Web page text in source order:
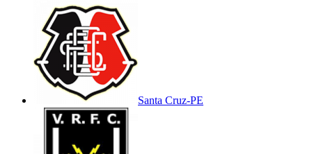
Santa Cruz-PE